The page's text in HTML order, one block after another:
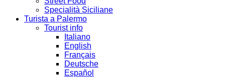
Specialità Siciliane
Turista a Palermo
Tourist info
Italiano
English
Français
Deutsche
Español